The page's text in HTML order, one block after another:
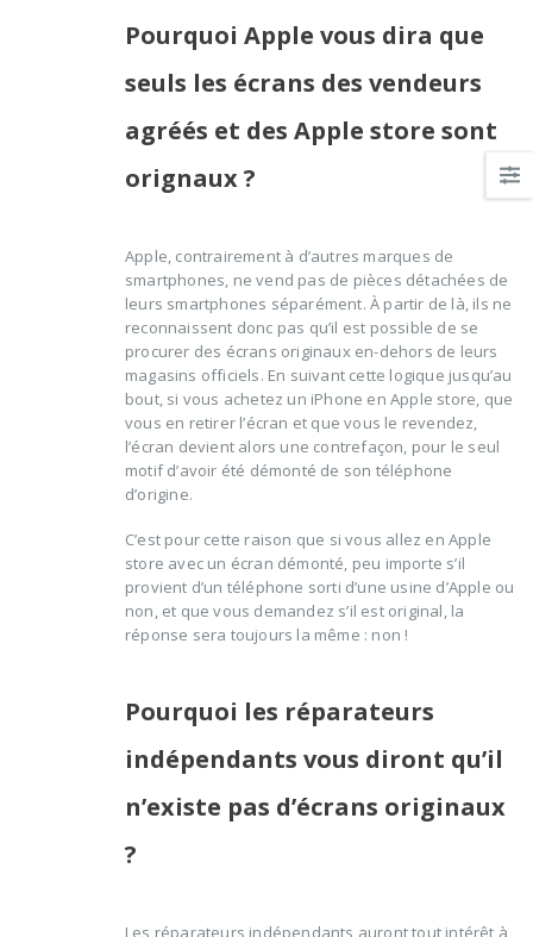
Pourquoi Apple vous dira que
seuls les écrans des vendeurs
agréés et des Apple store sont
orignaux ?
Apple, contrairement à d’autres marques de
smartphones, ne vend pas de pièces détachées de
leurs smartphones séparément. À partir de là, ils ne
reconnaissent donc pas qu’il est possible de se
procurer des écrans originaux en-dehors de leurs
magasins officiels. En suivant cette logique jusqu’au
bout, si vous achetez un iPhone en Apple store, que
vous en retirer l’écran et que vous le revendez,
l’écran devient alors une contrefaçon, pour le seul
motif d’avoir été démonté de son téléphone
d’origine.
C’est pour cette raison que si vous allez en Apple
store avec un écran démonté, peu importe s’il
provient d’un téléphone sorti d’une usine d’Apple ou
non, et que vous demandez s’il est original, la
réponse sera toujours la même : non !
Pourquoi les réparateurs
indépendants vous diront qu’il
n’existe pas d’écrans originaux
?